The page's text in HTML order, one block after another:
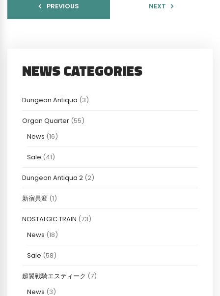
PREVIOUS NEXT
NEWS CATEGORIES
Dungeon Antiqua (3)
Organ Quarter (55)
News (16)
Sale (41)
Dungeon Antiqua 2 (2)
新宿異変 (1)
NOSTALGIC TRAIN (73)
News (18)
Sale (58)
超翼戦騎エスティーク (7)
News (3)